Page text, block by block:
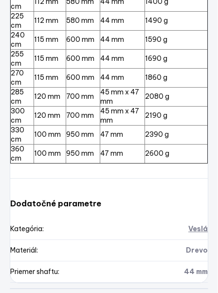
cm
225
cm
112 mm 580 mm 44 mm
1490 g
240
cm
115 mm 600 mm 44 mm
1590 g
255
cm
115 mm 600 mm 44 mm
1690 g
270
cm
115 mm 600 mm 44 mm
1860 g
285
cm
120 mm 700 mm
45 mm x 47
mm
2080 g
300
cm
120 mm 700 mm
45 mm x 47
mm
2190 g
330
cm
100 mm 950 mm 47 mm
2390 g
360
cm
100 mm 950 mm 47 mm 2600 g
Dodatočné parametre
Kategória: Veslá
Materiál : Drevo
Priemer shaftu: 44 mm